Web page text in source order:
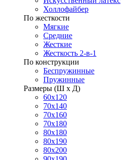
Холлофайбер
По жесткости
Мягкие
Средние
Жесткие
Жесткость 2-в-1
По конструкции
Беспружинные
Пружинные
Размеры (Ш х Д)
60х120
70х140
70х160
70х180
80х180
80х190
80х200